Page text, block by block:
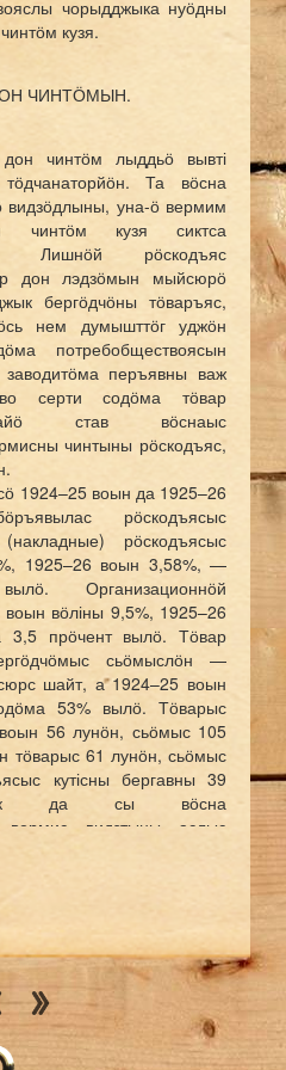
чорыдджыка нуӧдны
кузя.
ЧИНТӦМЫН.
чинтӧм лыддьӧ вывті
Та вӧсна
уна-ӧ вермим
чинтӧм кузя сиктса
Лишнӧй рӧскодъяс
дон лэдзӧмын мыйсюрӧ
бергӧдчӧны тӧваръяс,
нем думышттӧг уджӧн
потребобществоясын
перъявны важ
серти содӧма тӧвар
став вӧснаыс
чинтыны рӧскодъяс,
1924–25 воын да 1925–26
рӧскодъясыс
рӧскодъясыс
1925–26 воын 3,58%, —
Организационнӧй
вӧліны 9,5%, 1925–26
прӧчент вылӧ. Тӧвар
сьӧмыслӧн —
шайт, а 1924–25 воын
53% вылӧ. Тӧварыс
56 лунӧн, сьӧмыс 105
тӧварыс 61 лунӧн, сьӧмыс
кутісны бергавны 39
да сы вӧсна
вермис видзтыны аслыс
потребкооперацияыдлы
сюйисны бергӧдчан
потребкооперация вермис
Ӧти вонас сиктса
аслас сьӧмъясыс содіны
шайтӧдз, — содӧмыс
воын сиктса
аслас сьӧм вылӧ тӧваръяс